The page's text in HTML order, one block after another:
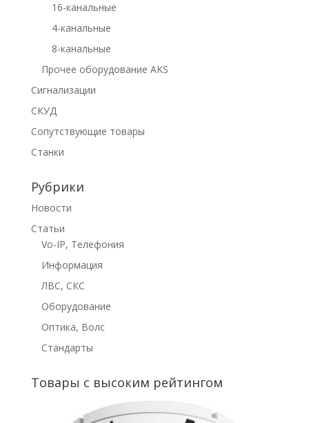
16-канальные
4-канальные
8-канальные
Прочее оборудование AKS
Сигнализации
СКУД
Сопутствующие товары
Станки
Рубрики
Новости
Статьи
Vo-IP, Телефония
Информация
ЛВС, СКС
Оборудование
Оптика, Волс
Стандарты
Товары с высоким рейтингом